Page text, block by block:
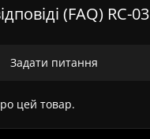
(FAQ) RC-03
Задати питання
цей товар.